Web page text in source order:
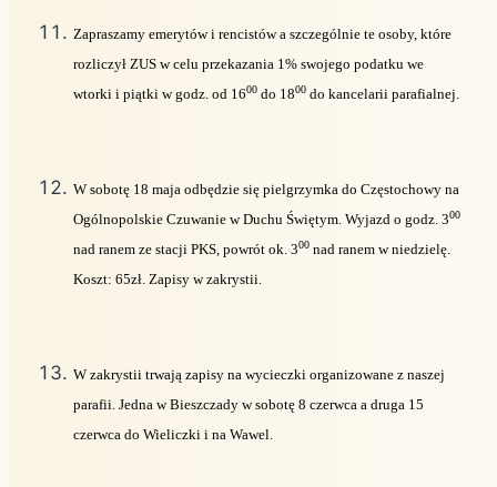
Zapraszamy emerytów i rencistów a szczególnie te osoby, które
rozliczył ZUS w celu przekazania 1% swojego podatku we
wtorki i piątki w godz. od 1600 do 1800 do kancelarii parafialnej.
W sobotę 18 maja odbędzie się pielgrzymka do Częstochowy na
Ogólnopolskie Czuwanie w Duchu Świętym. Wyjazd o godz. 300
nad ranem ze stacji PKS, powrót ok. 300 nad ranem w niedzielę.
Koszt: 65zł. Zapisy w zakrystii.
W zakrystii trwają zapisy na wycieczki organizowane z naszej
parafii. Jedna w Bieszczady w sobotę 8 czerwca a druga 15
czerwca do Wieliczki i na Wawel.